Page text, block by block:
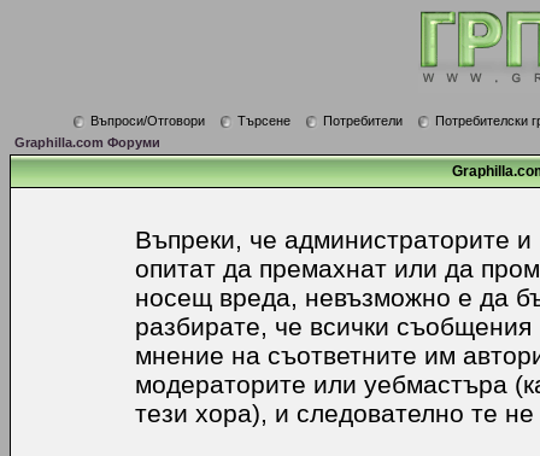
Въпроси/Отговори Търсене Потребители
Потребителски
Graphilla.com Форуми
Въпреки, че администраторите
опитат да премахнат или да
носещ вреда, невъзможно е да
разбирате, че всички
мнение на съответните им
модераторите или уебмастъра
тези хора), и следователно те не